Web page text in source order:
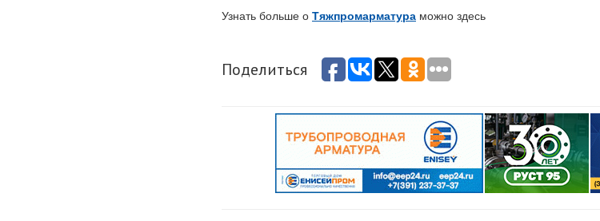
Узнать больше о Тяжпромарматура можно здесь
Поделиться